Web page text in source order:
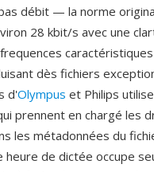
débit — la norme
28 kbit/s avec une
dès fichiers
d'Olympus et Philips
prennent en chargé les
les métadonnées du
heure de dictée occupe